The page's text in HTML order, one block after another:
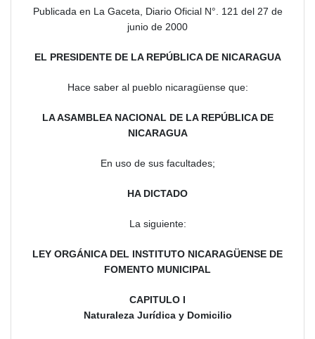
Publicada en La Gaceta, Diario Oficial N°. 121 del 27 de
junio de 2000
EL PRESIDENTE DE LA REPÚBLICA DE NICARAGUA
Hace saber al pueblo nicaragüense que:
LA ASAMBLEA NACIONAL DE LA REPÚBLICA DE
NICARAGUA
En uso de sus facultades;
HA DICTADO
La siguiente:
LEY ORGÁNICA DEL INSTITUTO NICARAGÜENSE DE
FOMENTO MUNICIPAL
CAPITULO I
Naturaleza Jurídica y Domicilio